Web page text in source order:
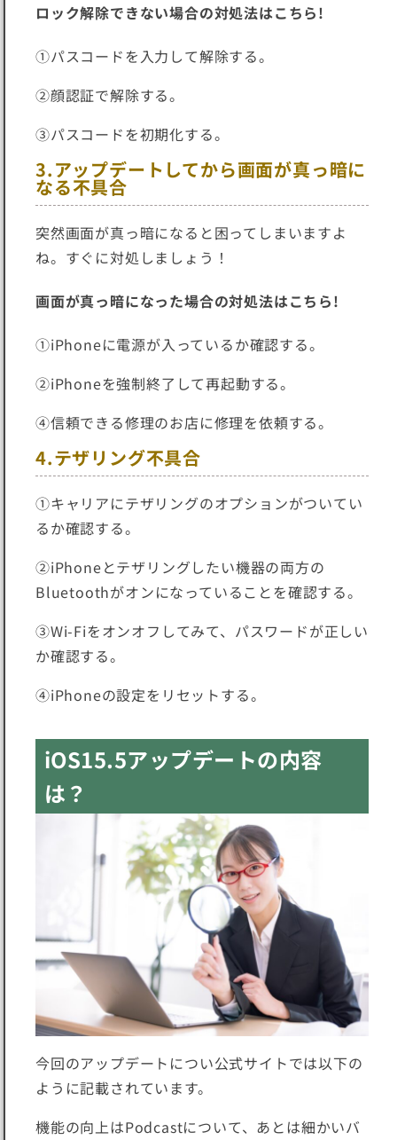
ロック解除できない場合の対処法はこちら!
①パスコードを入力して解除する。
②顔認証で解除する。
③パスコードを初期化する。
3.アップデートしてから画面が真っ暗に
なる不具合
突然画面が真っ暗になると困ってしまいますよ
ね。すぐに対処しましょう！
画面が真っ暗になった場合の対処法はこちら!
①iPhoneに電源が入っているか確認する。
②iPhoneを強制終了して再起動する。
④信頼できる修理のお店に修理を依頼する。
4.テザリング不具合
①キャリアにテザリングのオプションがついてい
るか確認する。
②iPhoneとテザリングしたい機器の両方の
Bluetoothがオンになっていることを確認する。
③Wi-Fiをオンオフしてみて、パスワードが正しい
か確認する。
④iPhoneの設定をリセットする。
iOS15.5アップデートの内容
は？
今回のアップデートについ公式サイトでは以下の
ように記載されています。
機能の向上はPodcastについて、あとは細かいバ